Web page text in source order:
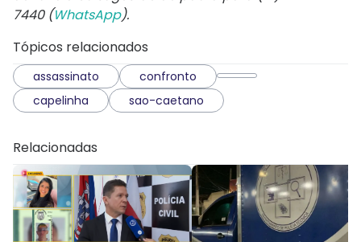
7440 (WhatsApp).
Tópicos relacionados
assassinato
confronto
capelinha
sao-caetano
Relacionadas